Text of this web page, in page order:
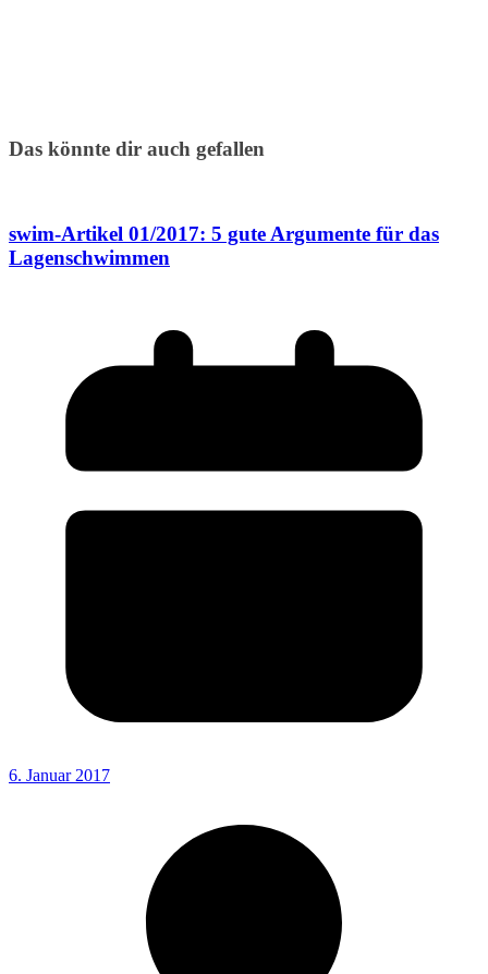
Das könnte dir auch gefallen
swim-Artikel 01/2017: 5 gute Argumente für das
Lagenschwimmen
6. Januar 2017